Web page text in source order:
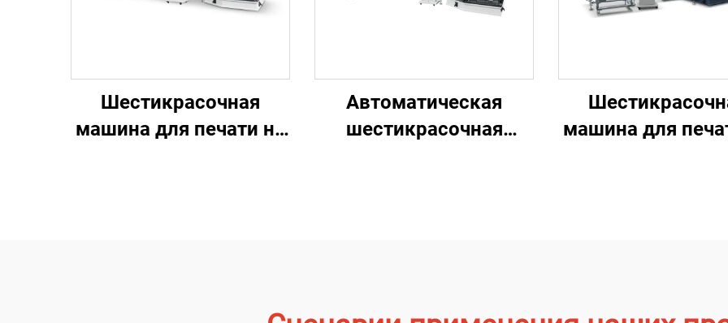
Шестикрасочная
машина для печати на
Автоматическая
шестикрасочная
машина для